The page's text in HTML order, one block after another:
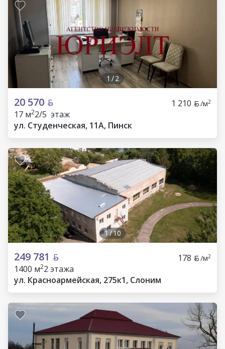
1 /2
20 570 1 210 /м2
17 м22/5 этаж
ул. Студенческая, 11А, Пинск
1/10
249 781 178 /м2
1400 м22 этажа
ул. Красноармейская, 275к1, Слоним